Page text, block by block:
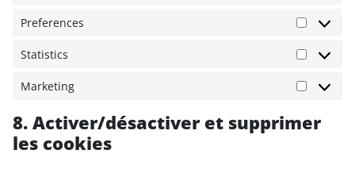
Preferences
Statistics
Statistics
Marketing
8. Activer/désactiver et supprimer
les cookies